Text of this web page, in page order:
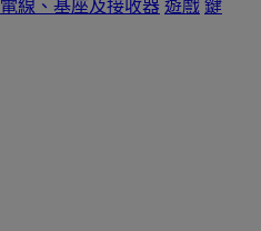
電線、基座及接收器 遊戲 鍵